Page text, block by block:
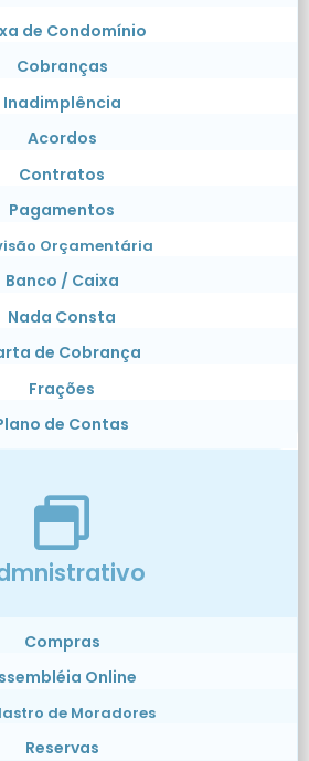
de Condomínio
Cobranças
Inadimplência
Acordos
Contratos
Pagamentos
Orçamentária
Banco / Caixa
Nada Consta
de Cobrança
Frações
de Contas
Compras
Online
de Moradores
Reservas